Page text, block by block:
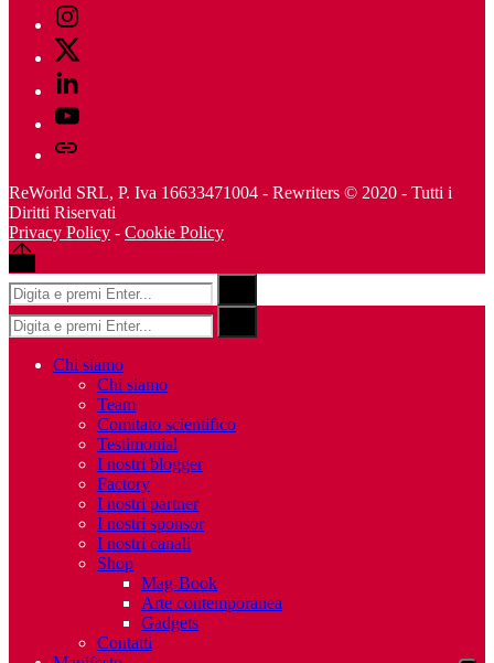
Instagram
Twitter
Linkedin
Youtube
Telegram
ReWorld SRL, P. Iva 16633471004 - Rewriters © 2020 - Tutti i
Diritti Riservati
Privacy Policy - Cookie Policy
Back
to
top
Risultati
per:
Risultati
per:
Chi siamo
Chi siamo
Team
Comitato scientifico
Testimonial
I nostri blogger
Factory
I nostri partner
I nostri sponsor
I nostri canali
Shop
Mag-Book
Arte contemporanea
Gadgets
Contatti